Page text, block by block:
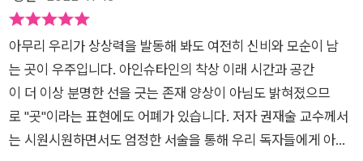
합하여 무거운 원소로 변화 되면서 열을 내는 방식인 핵융합의 경
우 수소와 산소가 만들어지는게 다 입니다. 그럼 이 방식을 이용
해 에너지를 만들면 되겠다고 하지만 지구상에서 핵융합이 되기
위해선 1억도 이상의 온도로 300초를 유지해야만 가능합니다.
지표에서 1억도 이상의 온도를 견딜 수 있는 물질도 존재하지 않
고 있다고 해도 300초를 유지한다는 것은 기적에 가깝습니다. 그
런 기적의 최초를 우리 연구진들이 ‘인공 태양‘이라는 이름으로
다.이 책은 우리가 아는 것보다 모르는 것이 더 많다는 것을 제대
로 보여준다.제목대로 우주는 우리 상상력의 공장이다.
점에서도 그 의미는 상당하다고 볼 수 있을 것이다. 우주를 통해
자. ​
면 광할한 우주의 신비로움에 경의를 표해본다.다양한 지적 호기
심에 대한 탐구와 연구는 끊임없이 이루어 져야하며 그런 노력들
을 통해 우리는 더 좋은 방향으로 나아갈 수 있지 않을까 생각해
본다. 특히 이 책은 학생들이 읽어보면 학교공부에 많은 참고 자
료 도서로 활용할 수 있을 것 같아 적극 추천해본다.
하는 것이 이 책의 목적이라고 하네요. 태초에 대해 우리가 아는
분명해요. 우주의 모든 은하는 모든 은하로부터 멀어지고 있는데,
이는 우주가 팽창하고 있다는 뜻이며, 이 현상을 공간의 팽창이라
고 해요. 우주가 팽창하고 있다는 사실을 받아들인다면, 이제 팽
창하고 있는 우주의 시간을 거꾸로 돌려보는 거예요. 시간을 계속
거꾸로 돌린다면 결국 모든 은하가 한 점에 모이는 순간이 올 텐
아무리 우리가 상상력을 발동해 봐도 여전히 신비와 모순이 남
는 곳이 우주입니다. 아인슈타인의 착상 이래 시간과 공간
이 더 이상 분명한 선을 긋는 존재 양상이 아님도 밝혀졌으므
로 "곳"이라는 표현에도 어폐가 있습니다. 저자 권재술 교수께서
는 시원시원하면서도 엄정한 서술을 통해 우리 독자들에게 아무